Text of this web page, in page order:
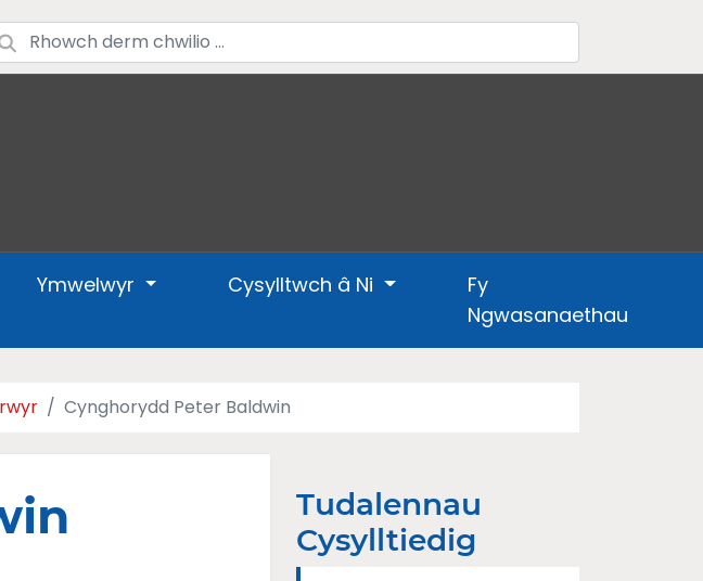
Ymwelwyr Cysylltwch â Ni
Fy
Ngwasanaethau
Cynghorydd Peter Baldwin
Tudalennau
Cysylltiedig